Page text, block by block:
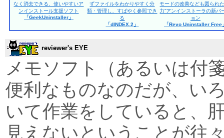
なく消去できる、使いやすいア
ンインストール支援ソフト
「GeekUninstaller」
ずファイルをわかりやすく分
類・管理し、すばやく参照でき
る
「dINDEX.2」
モードの改善なども図られ
力”アンインストーラの新バ
ョン
「Revo Uninstaller Free
reviewer's EYE
メモソフト（あるいは付
便利なものなのだが、い
いて作業をしていると、
見えないということが往